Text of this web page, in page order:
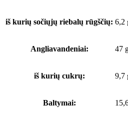
iš kurių sočiųjų riebalų rūgščių: 6,2
Angliavandeniai: 47
iš kurių cukrų: 9,7
Baltymai: